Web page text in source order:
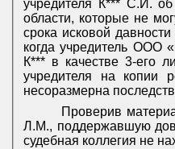
учредителя К*** С.И.
области, которые не
срока исковой
когда учредитель ООО
К*** в качестве 3-его
учредителя на копии
несоразмерна
Проверив
Л.М., поддержавшую
судебная коллегия не